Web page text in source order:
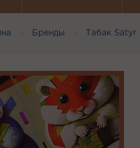
Бренды Табак Satyr